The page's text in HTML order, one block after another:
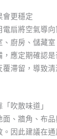
會更穩定
扇將空氣導
廚房、儲藏
應定期確認
滯留，導致
吹散味道」
、牆角、布
因此建議在